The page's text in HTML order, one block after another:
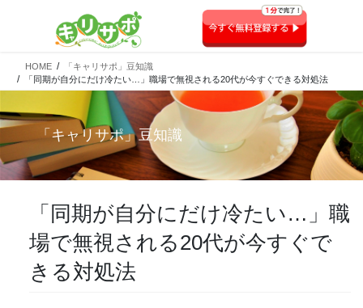
HOME
「キャリサポ」豆知識
「同期が自分にだけ冷たい…」職場で無視される20代が今すぐできる対処法
「キャリサポ」豆知識
「同期が自分にだけ冷たい…」職
場で無視される20代が今すぐで
きる対処法